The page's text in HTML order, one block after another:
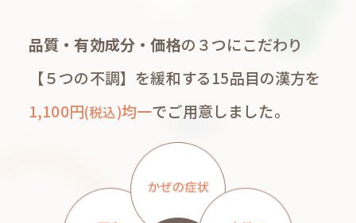
品質・有効成分・価格の３つにこだわり
【５つの不調】を緩和する15品目の漢方を
1,100円(税込)均一でご用意しました。